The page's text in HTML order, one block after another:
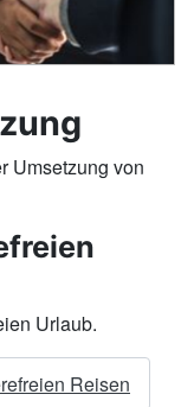
Umsetzung von
Urlaub.
Reisen